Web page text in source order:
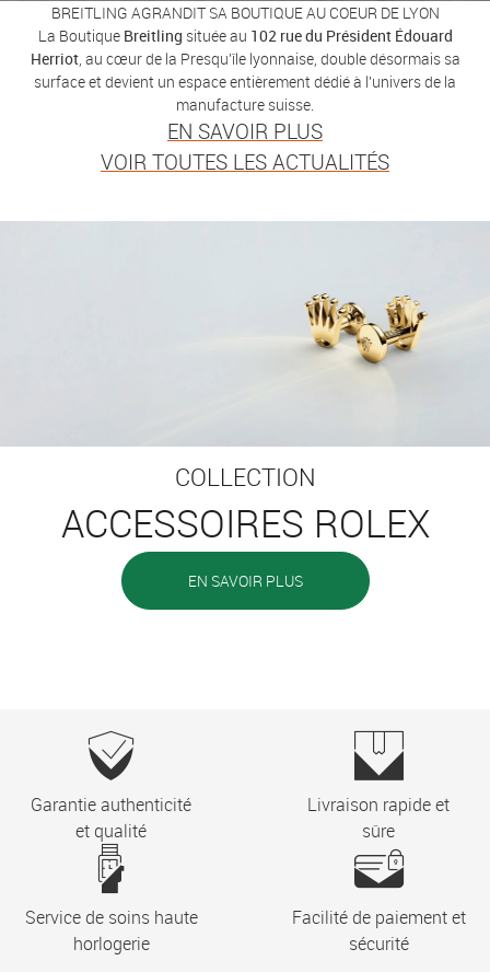
BREITLING AGRANDIT SA BOUTIQUE AU COEUR DE LYON
La Boutique Breitling située au 102 rue du Président Édouard
Herriot, au cœur de la Presqu'île lyonnaise, double désormais sa
surface et devient un espace entièrement dédié à l'univers de la
manufacture suisse.
EN SAVOIR PLUS
VOIR TOUTES LES ACTUALITÉS
COLLECTION
ACCESSOIRES ROLEX
EN SAVOIR PLUS
Garantie authenticité
et qualité
Livraison rapide et
sûre
Service de soins haute
horlogerie
Facilité de paiement et
sécurité